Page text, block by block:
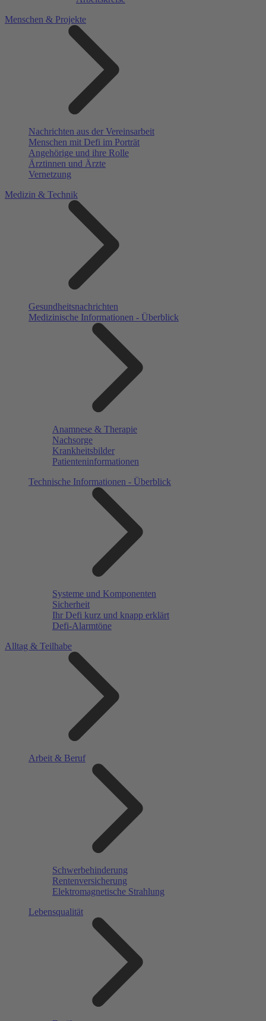
Menschen & Projekte
Nachrichten aus der Vereinsarbeit
Menschen mit Defi im Porträt
Angehörige und ihre Rolle
Ärztinnen und Ärzte
Vernetzung
Medizin & Technik
Gesundheitsnachrichten
Medizinische Informationen - Überblick
Anamnese & Therapie
Nachsorge
Krankheitsbilder
Patienteninformationen
Technische Informationen - Überblick
Systeme und Komponenten
Sicherheit
Ihr Defi kurz und knapp erklärt
Defi-Alarmtöne
Alltag & Teilhabe
Arbeit & Beruf
Schwerbehinderung
Rentenversicherung
Elektromagnetische Strahlung
Lebensqualität